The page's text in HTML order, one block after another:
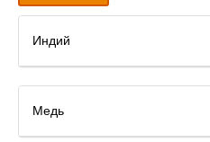
Индий
Медь